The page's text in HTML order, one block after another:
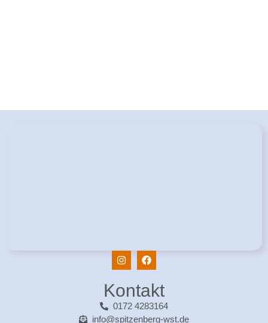
Kontakt
0172 4283164
info@spitzenberg-wst.de